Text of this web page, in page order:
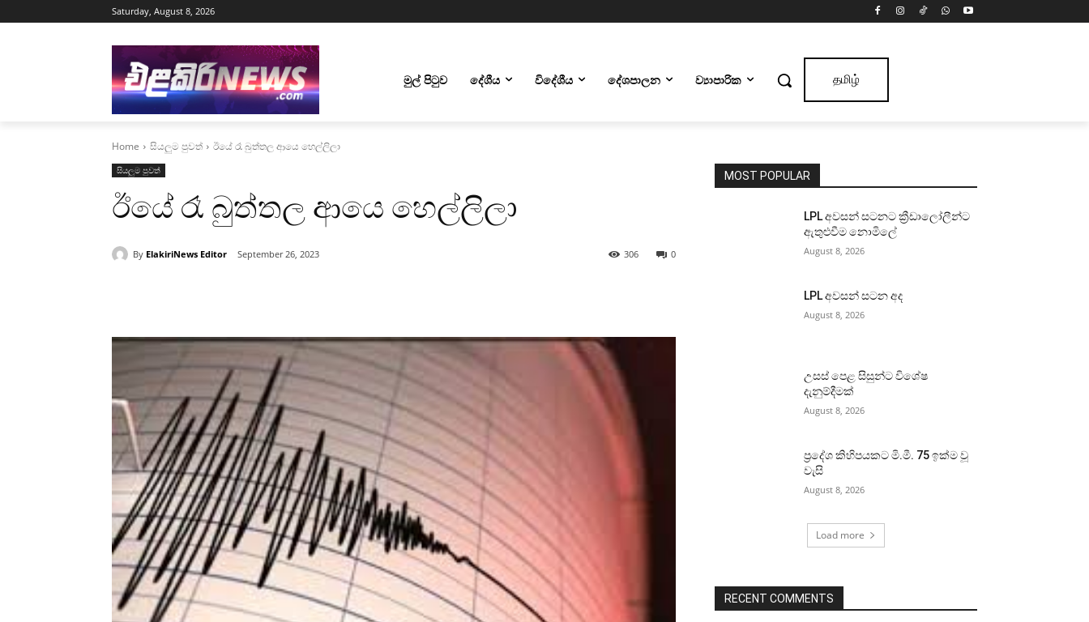
Saturday, August 8, 2026
මුල් පිටුව දේශීය විදේශීය දේශපාලන ව්‍යාපාරික தமிழ்
Home සියලුම පුවත් ඊයේ රෑ බුත්තල ආයෙ හෙල්ලිලා
සියලුම පුවත්
ඊයේ රෑ බුත්තල ආයෙ හෙල්ලිලා
By ElakiriNews Editor September 26, 2023 0
306
MOST POPULAR
LPL අවසන් සටනට ක්‍රීඩාලෝලීන්ට
ඇතුළුවීම නොමිලේ
August 8, 2026
LPL අවසන් සටන අද
August 8, 2026
උසස් පෙළ සිසුන්ට විශේෂ
දැනුම්දීමක්
August 8, 2026
ප්‍රදේශ කිහිපයකට මි.මී. 75 ඉක්ම වූ
වැසි
August 8, 2026
Load more
RECENT COMMENTS